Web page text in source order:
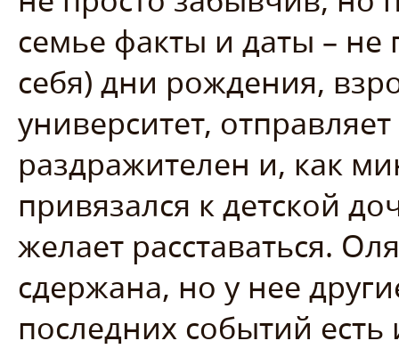
семье факты и даты – не
себя) дни рождения,
университет,
раздражителен и, как
привязался к детской
желает расставаться.
сдержана, но у нее
последних событий